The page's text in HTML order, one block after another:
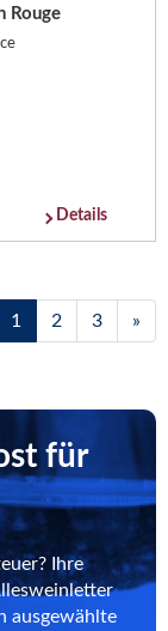
Rouge
Details
1 2 3 »
für
Ihre
ausgewählte